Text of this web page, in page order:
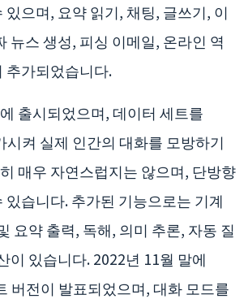
있으며, 요약 읽기, 채팅, 글쓰기, 이
뉴스 생성, 피싱 이메일, 온라인 역
추가되었습니다.
출시되었으며, 데이터 세트를
시켜 실제 인간의 대화를 모방하기
매우 자연스럽지는 않으며, 단방향
있습니다. 추가된 기능으로는 기계
요약 출력, 독해, 의미 추론, 자동 질
이 있습니다. 2022년 11월 말에
버전이 발표되었으며, 대화 모드를